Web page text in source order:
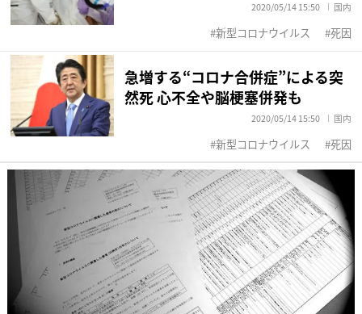
2020/05/14 15:50 国内
新型コロナウイルス 死因
急増する“コロナ合併症”による突
然死 心不全や脳梗塞併発も
2020/05/14 15:50 国内
新型コロナウイルス 死因